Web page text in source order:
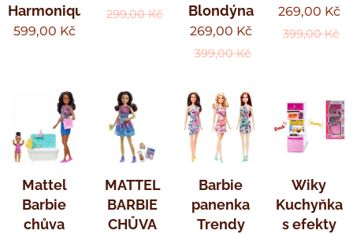
Harmonique
599,00 Kč
299,00Kč
Blondýna
269,00 Kč
399,00Kč
269,00 Kč
399,00Kč
Mattel
Barbie
chůva
MATTEL
BARBIE
CHŮVA
Barbie
panenka
Trendy
Wiky
Kuchyňka
s efekty